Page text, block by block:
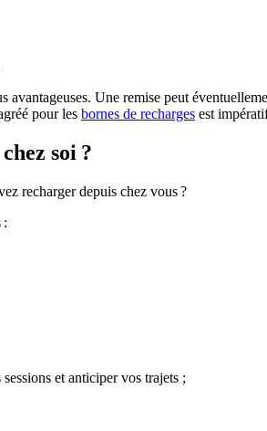
Une remise peut
pour les bornes de recharges est
soi ?
recharger depuis chez vous ?
:
et anticiper vos trajets ;